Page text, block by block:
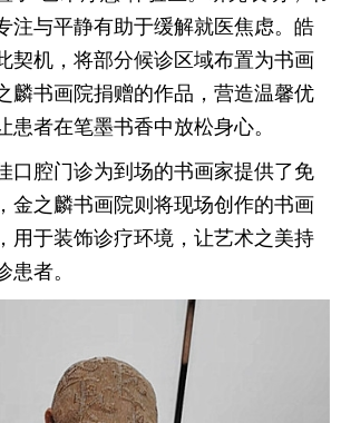
注与平静有助于缓解就医焦虑。皓
契机，将部分候诊区域布置为书画
麟书画院捐赠的作品，营造温馨优
患者在笔墨书香中放松身心。
口腔门诊为到场的书画家提供了免
金之麟书画院则将现场创作的书画
用于装饰诊疗环境，让艺术之美持
患者。